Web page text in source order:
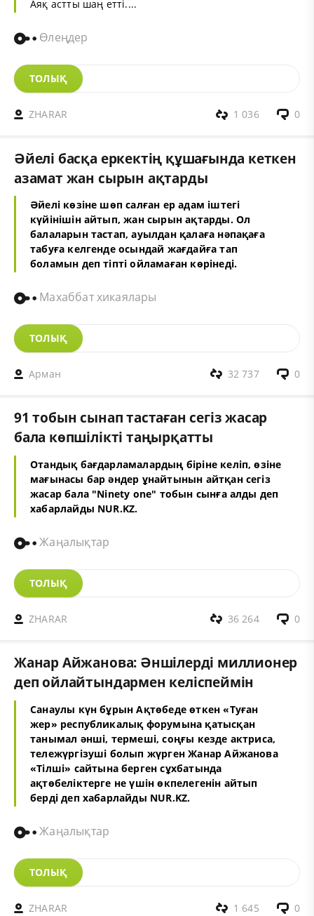
Аяқ астты шаң етті....
Өлеңдер
ТОЛЫҚ
ZHARAR 0
1 036
Әйелі басқа еркектің құшағында кеткен
азамат жан сырын ақтарды
Әйелі көзіне шөп салған ер адам іштегі
күйінішін айтып, жан сырын ақтарды. Ол
балаларын тастап, ауылдан қалаға нәпақаға
табуға келгенде осындай жағдайға тап
боламын деп тіпті ойламаған көрінеді.
Махаббат хикаялары
ТОЛЫҚ
Арман 0
32 737
91 тобын сынап тастаған сегіз жасар
бала көпшілікті таңырқатты
Отандық бағдарламалардың біріне келіп, өзіне
мағынасы бар әндер ұнайтынын айтқан сегіз
жасар бала "Ninety one" тобын сынға алды деп
хабарлайды NUR.KZ.
Жаңалықтар
ТОЛЫҚ
ZHARAR 0
36 264
Жанар Айжанова: Әншілерді миллионер
деп ойлайтындармен келіспеймін
Санаулы күн бұрын Ақтөбеде өткен «Туған
жер» республикалық форумына қатысқан
танымал әнші, термеші, соңғы кезде актриса,
тележүргізуші болып жүрген Жанар Айжанова
«Тілші» сайтына берген сұхбатында
ақтөбеліктерге не үшін өкпелегенін айтып
берді деп хабарлайды NUR.KZ.
Жаңалықтар
ТОЛЫҚ
ZHARAR 0
1 645